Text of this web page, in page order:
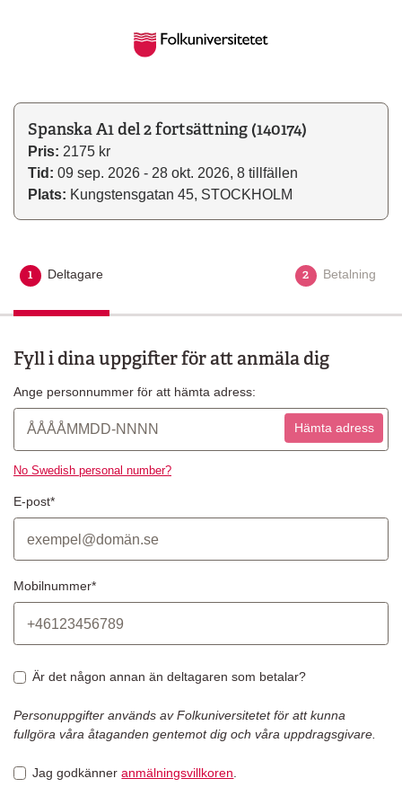
Spanska A1 del 2 fortsättning (140174)
Pris: 2175 kr
Tid: 09 sep. 2026 - 28 okt. 2026, 8 tillfällen
Plats: Kungstensgatan 45, STOCKHOLM
1 Aktuellt steg
Deltagare 2 Betalning
Fyll i dina uppgifter för att anmäla dig
Ange personnummer för att hämta adress:
Hämta adress
No Swedish personal number?
E-post*
Mobilnummer*
Är det någon annan än deltagaren som betalar?
Personuppgifter används av Folkuniversitetet för att kunna
fullgöra våra åtaganden gentemot dig och våra uppdragsgivare.
Jag godkänneranmälningsvillkoren